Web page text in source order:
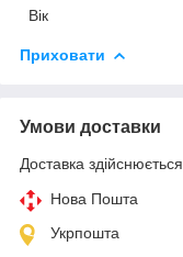
Вік
Приховати
Умови доставки
Доставка
Нова Пошта
Укрпошта